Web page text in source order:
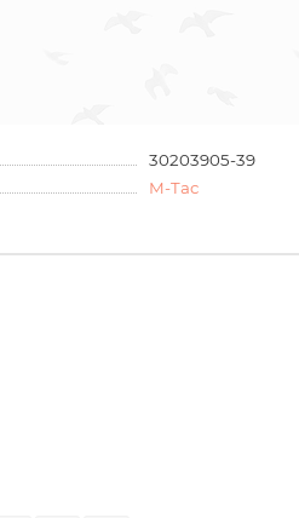
30203905-39
M-Tac